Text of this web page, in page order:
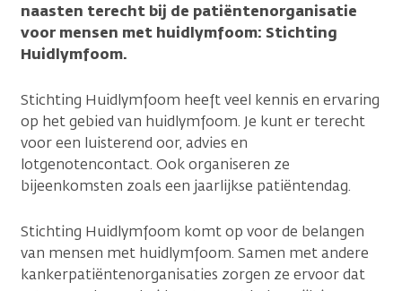
naasten terecht bij de patiëntenorganisatie
voor mensen met huidlymfoom: Stichting
Huidlymfoom.
Stichting Huidlymfoom heeft veel kennis en ervaring
op het gebied van huidlymfoom. Je kunt er terecht
voor een luisterend oor, advies en
lotgenotencontact. Ook organiseren ze
bijeenkomsten zoals een jaarlijkse patiëntendag.
Stichting Huidlymfoom komt op voor de belangen
van mensen met huidlymfoom. Samen met andere
kankerpatiëntenorganisaties zorgen ze ervoor dat